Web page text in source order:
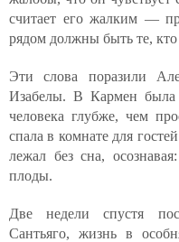
считает его жалким —
рядом должны быть те,
Эти слова поразили
Изабелы. В Кармен была
человека глубже, чем
спала в комнате для
лежал без сна,
плоды.
Две недели спустя
Сантьяго, жизнь в